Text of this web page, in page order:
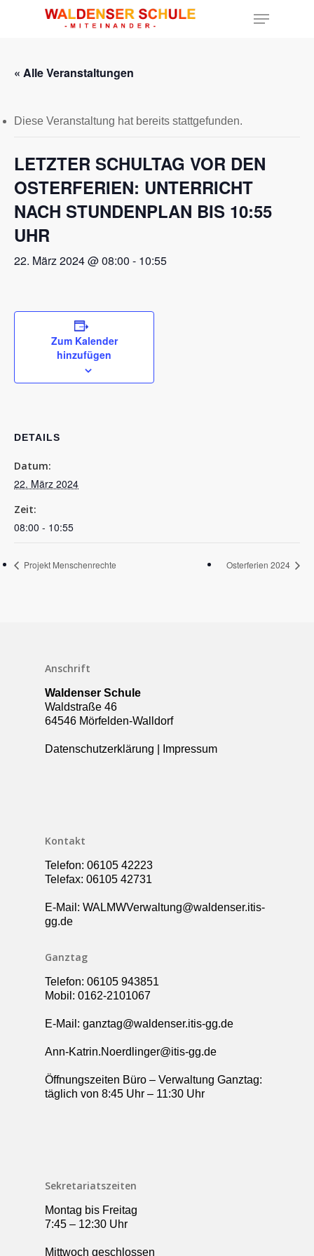
« Alle Veranstaltungen
Diese Veranstaltung hat bereits stattgefunden.
LETZTER SCHULTAG VOR DEN
OSTERFERIEN: UNTERRICHT
NACH STUNDENPLAN BIS 10:55
UHR
22. März 2024 @ 08:00 - 10:55
Zum Kalender
hinzufügen
DETAILS
Datum:
22. März 2024
Zeit:
08:00 - 10:55
Projekt Menschenrechte Osterferien 2024
Anschrift
Waldenser Schule
Waldstraße 46
64546 Mörfelden-Walldorf
Datenschutzerklärung Impressum
Kontakt
Telefon: 06105 42223
Telefax: 06105 42731
E-Mail: WALMWVerwaltung@waldenser.itis-
gg.de
Ganztag
Telefon: 06105 943851
Mobil: 0162-2101067
E-Mail: ganztag@waldenser.itis-gg.de
Ann-Katrin.Noerdlinger@itis-gg.de
Öffnungszeiten Büro – Verwaltung Ganztag:
täglich von 8:45 Uhr – 11:30 Uhr
Sekretariatszeiten
Montag bis Freitag
7:45 – 12:30 Uhr
Mittwoch geschlossen
Elternbeirat